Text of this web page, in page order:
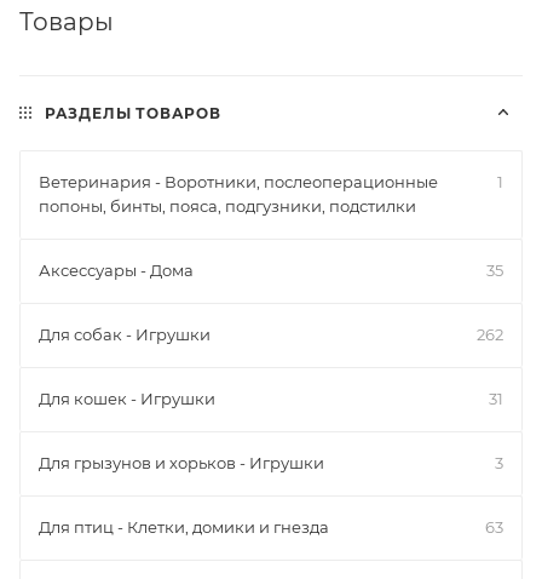
Товары
РАЗДЕЛЫ ТОВАРОВ
Ветеринария - Воротники, послеоперационные
попоны, бинты, пояса, подгузники, подстилки
1
Аксессуары - Дома 35
Для собак - Игрушки 262
Для кошек - Игрушки 31
Для грызунов и хорьков - Игрушки 3
Для птиц - Клетки, домики и гнезда 63